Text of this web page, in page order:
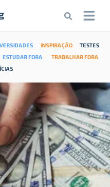
INSPIRAÇÃO
TESTES
ESTUDAR FORA
TRABALHAR FORA